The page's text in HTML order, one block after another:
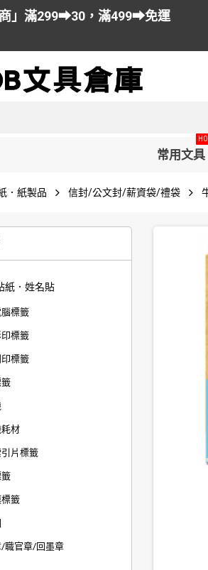
商」滿299➡30，滿499➡免運
常用文具
．紙製品 信封/公文封/薪資袋/禮袋
紙．姓名貼
標籤
標籤
標籤
籤
材
片標籤
籤
籤
職官章/回墨章